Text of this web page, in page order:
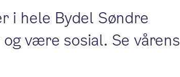
i hele Bydel Søndre
være sosial. Se vårens